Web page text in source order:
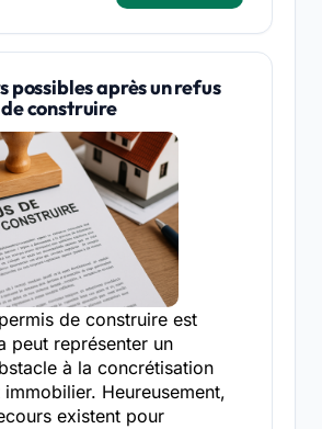
possibles après un refus
construire
de construire est
peut représenter un
à la concrétisation
Heureusement,
existent pour